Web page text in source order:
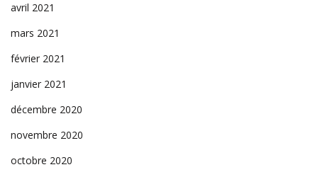
avril 2021
mars 2021
février 2021
janvier 2021
décembre 2020
novembre 2020
octobre 2020